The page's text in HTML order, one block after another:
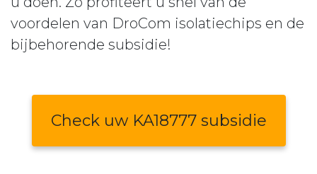
voordelen van DroCom isolatiechips en de
bijbehorende subsidie!
Check uw KA18777 subsidie